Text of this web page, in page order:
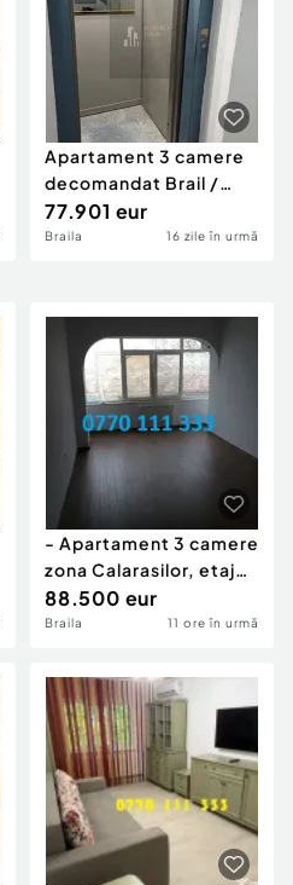
Apartament 3 camere
decomandat Brail /
Calea Calarasilor
77.901 eur
Braila 16 zile în urmă
- Apartament 3 camere
zona Calarasilor, etaj
intermediar, ba
88.500 eur
Braila 11 ore în urmă